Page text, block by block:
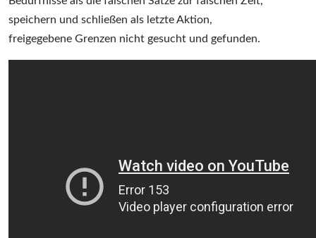
speichern und schließen als letzte Aktion,
freigegebene Grenzen nicht gesucht und gefunden.